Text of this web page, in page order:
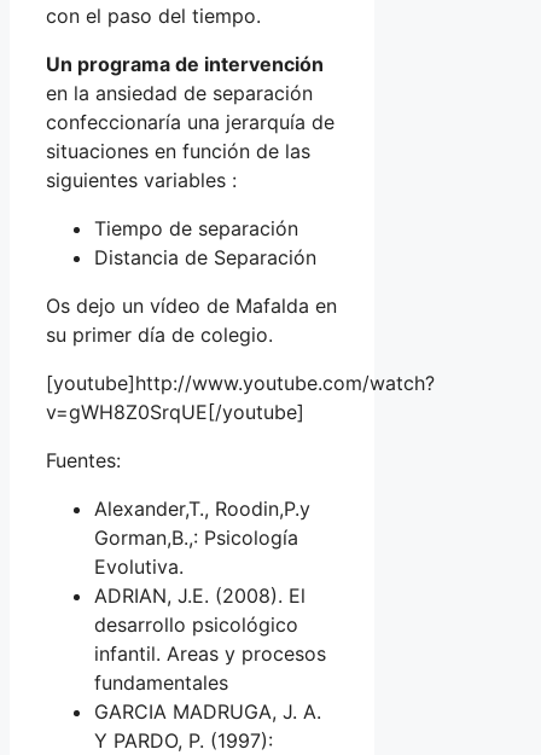
con el paso del tiempo.
Un programa de intervención
en la ansiedad de separación
confeccionaría una jerarquía de
situaciones en función de las
siguientes variables :
Tiempo de separación
Distancia de Separación
Os dejo un vídeo de Mafalda en
su primer día de colegio.
[youtube]http://www.youtube.com/watch?
v=gWH8Z0SrqUE[/youtube]
Fuentes:
Alexander,T., Roodin,P.y
Gorman,B.,: Psicología
Evolutiva.
ADRIAN, J.E. (2008). El
desarrollo psicológico
infantil. Areas y procesos
fundamentales
GARCIA MADRUGA, J. A.
Y PARDO, P. (1997):